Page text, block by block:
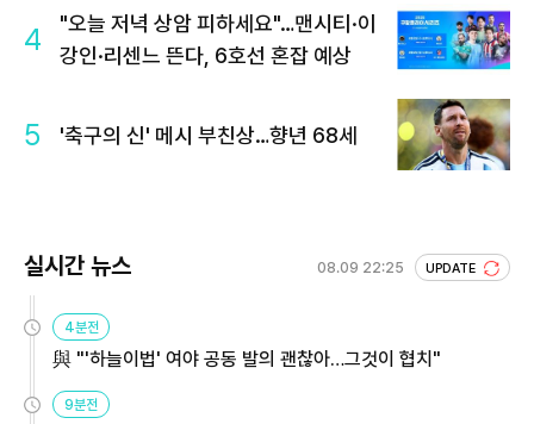
4
"오늘 저녁 상암 피하세요"…맨시티·이
강인·리센느 뜬다, 6호선 혼잡 예상
5 '축구의 신' 메시 부친상…향년 68세
실시간 뉴스 08.09 22:25 UPDATE
4분전
與 "'하늘이법' 여야 공동 발의 괜찮아…그것이 협치"
9분전